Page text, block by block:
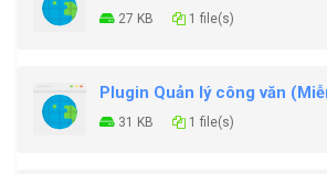
27 KB 1 file(s)
Plugin Quản lý công văn
31 KB 1 file(s)